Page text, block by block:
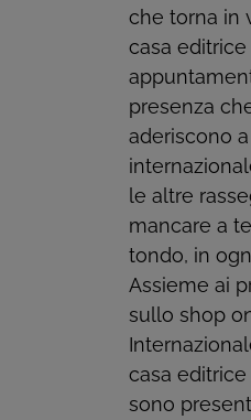
che torna in
casa
presenza
aderiscono
le altre
mancare a
tondo, in
Assieme ai
sullo shop
casa editrice
sono